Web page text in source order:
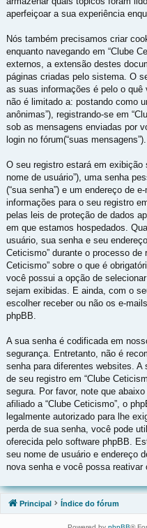
aperfeiçoar a sua experiência
Nós também precisamos criar
enquanto navegando em “Clube
externos, a extensão destes
páginas criadas pelo sistema. O
as suas informações é pelo o
não é limitado a: postando como
anônimas”), registrando-se em
sob as mensagens enviadas por
login no fórum(“suas mensagens”).
O seu registro estará em exibição
nome de usuário”), uma senha
(“sua senha”) e um endereço de
informações para o seu registro
pelas leis de proteção de dados
em que estamos hospedados.
usuário, sua senha e seu
Ceticismo” durante o processo
Ceticismo” sobre o que é
você possui a opção de
sejam exibidas. E ainda, com o
escolher receber ou não os e-
phpBB.
A sua senha é codificada em
segurança. Entretanto, não é
senha para diferentes websites.
de seu registro em “Clube
segura. Por favor, note que
afiliado a “Clube Ceticismo”, o
legalmente autorizado para lhe
perda de sua senha, você pode
oferecida pelo software phpBB.
seu nome de usuário e endereço
nova senha e você possa reativar
Principal Índice do fórum